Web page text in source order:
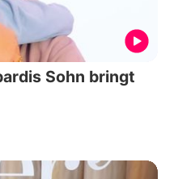
Sohn bringt